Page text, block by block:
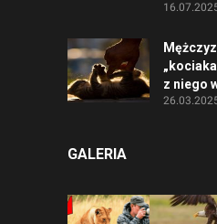
z niego
GALERIA